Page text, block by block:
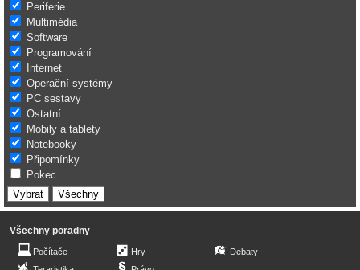
Periferie
Multimédia
Software
Programování
Internet
Operační systémy
PC sestavy
Ostatní
Mobily a tablety
Notebooky
Připomínky
Pokec
Všechny poradny
Počítače
Hry
Debaty